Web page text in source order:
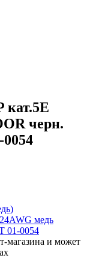
кат.5E
черн.
магазина и может